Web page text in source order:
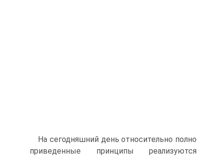
На сегодняшний день относительно полно
приведенные принципы реализуются